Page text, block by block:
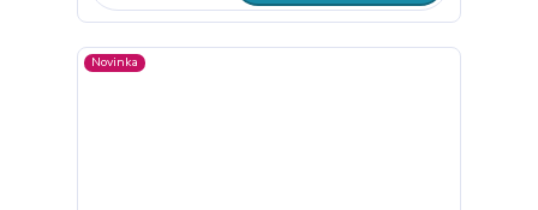
Novinka